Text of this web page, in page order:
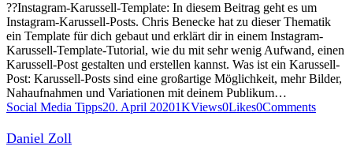
??Instagram-Karussell-Template: In diesem Beitrag geht es um
Instagram-Karussell-Posts. Chris Benecke hat zu dieser Thematik
ein Template für dich gebaut und erklärt dir in einem Instagram-
Karussell-Template-Tutorial, wie du mit sehr wenig Aufwand, einen
Karussell-Post gestalten und erstellen kannst. Was ist ein Karussell-
Post: Karussell-Posts sind eine großartige Möglichkeit, mehr Bilder,
Nahaufnahmen und Variationen mit deinem Publikum…
Social Media Tipps20. April 20201KViews0Likes0Comments
Daniel Zoll